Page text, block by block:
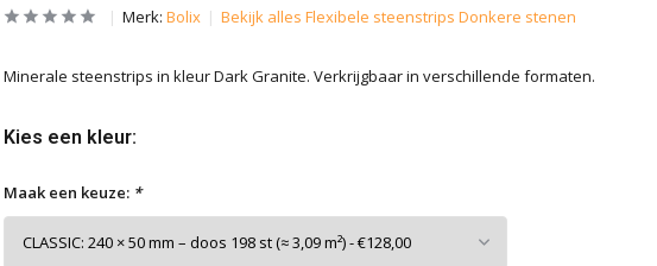
Merk: Bolix Bekijk alles Flexibele steenstrips Donkere stenen
Minerale steenstrips in kleur Dark Granite. Verkrijgbaar in verschillende formaten.
Kies een kleur:
Maak een keuze: *